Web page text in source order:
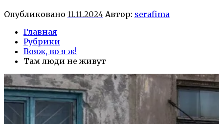
Опубликовано 11.11.2024 Автор: serafima
Главная
Рубрики
Вояж, во я ж!
Там люди не живут